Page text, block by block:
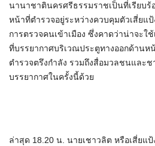
นานาชาตินครศรีธรรมราชเป็นที่เรียบร้
หน้าที่ตำรวจอยู่ระหว่างควบคุมตัวเสี่ยแป้
การตรวจคนเข้าเมือง ซึ่งคาดว่าน่าจะ
ที่บรรยากาศบริเวณประตูทางออกด้านห
ตำรวจตรึงกำลัง รวมถึงสื่อมวลชนและ
บรรยากาศในครั้งนี้ด้วย
ล่าสุด 18.20 น. นายเชาวลิต หรือเสี่ยแ